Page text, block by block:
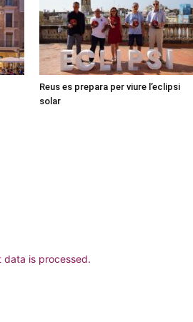
Reus es prepara per viure l’eclipsi
solar
data is processed.